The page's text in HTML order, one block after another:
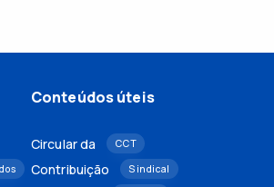
Conteúdos úteis
Circular da CCT
Contribuição Sindical